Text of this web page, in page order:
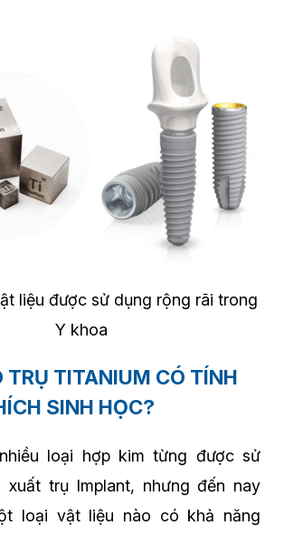
liệu được sử dụng rộng rãi trong
Y khoa
TRỤ TITANIUM CÓ TÍNH
SINH HỌC?
loại hợp kim từng được sử
xuất trụ Implant, nhưng đến nay
loại vật liệu nào có khả năng